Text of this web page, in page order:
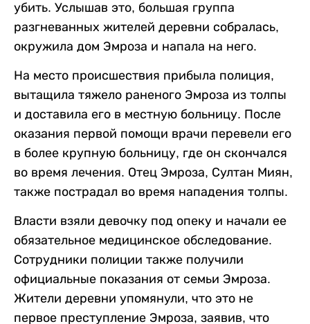
убить. Услышав это, большая группа
разгневанных жителей деревни собралась,
окружила дом Эмроза и напала на него.
На место происшествия прибыла полиция,
вытащила тяжело раненого Эмроза из толпы
и доставила его в местную больницу. После
оказания первой помощи врачи перевели его
в более крупную больницу, где он скончался
во время лечения. Отец Эмроза, Султан Миян,
также пострадал во время нападения толпы.
Власти взяли девочку под опеку и начали ее
обязательное медицинское обследование.
Сотрудники полиции также получили
официальные показания от семьи Эмроза.
Жители деревни упомянули, что это не
первое преступление Эмроза, заявив, что